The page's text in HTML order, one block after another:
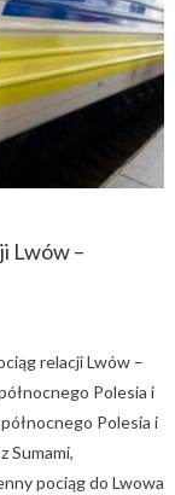
Lwów –
relacji Lwów –
Polesia i
Polesia i
Sumami,
pociąg do Lwowa